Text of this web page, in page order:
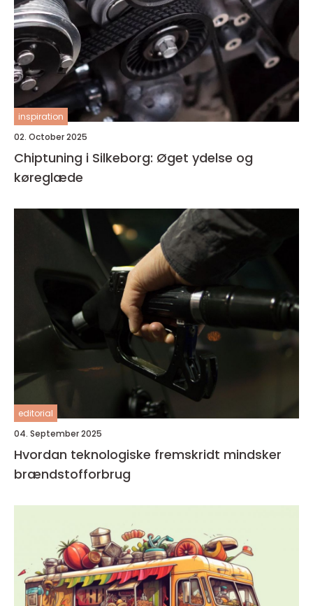
inspiration
02. October 2025
Chiptuning i Silkeborg: Øget ydelse og
køreglæde
editorial
04. September 2025
Hvordan teknologiske fremskridt mindsker
brændstofforbrug